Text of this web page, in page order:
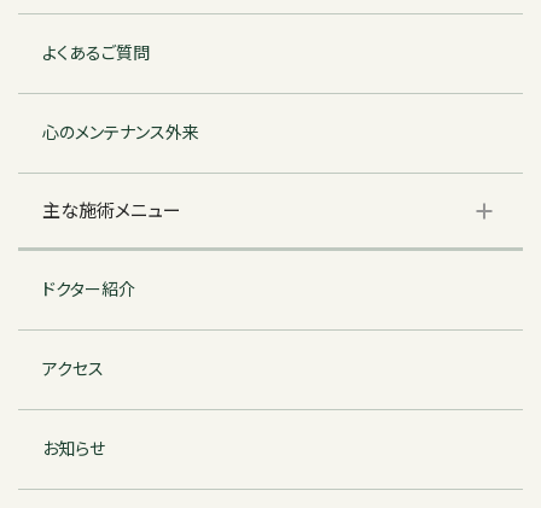
よくあるご質問
心のメンテナンス外来
主な施術メニュー
ドクター紹介
アクセス
お知らせ